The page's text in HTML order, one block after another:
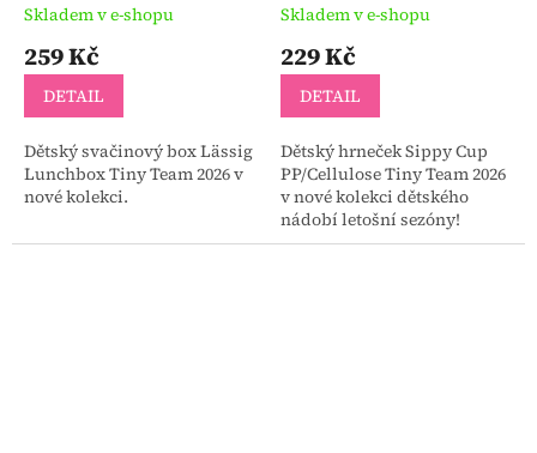
Skladem v e-shopu
259 Kč
DETAIL
Dětský svačinový box Lässig
Lunchbox Tiny Team 2026 v
nové kolekci.
Skladem v e-shopu
229 Kč
DETAIL
Dětský hrneček Sippy Cup
PP/Cellulose Tiny Team 2026
v nové kolekci dětského
nádobí letošní sezóny!